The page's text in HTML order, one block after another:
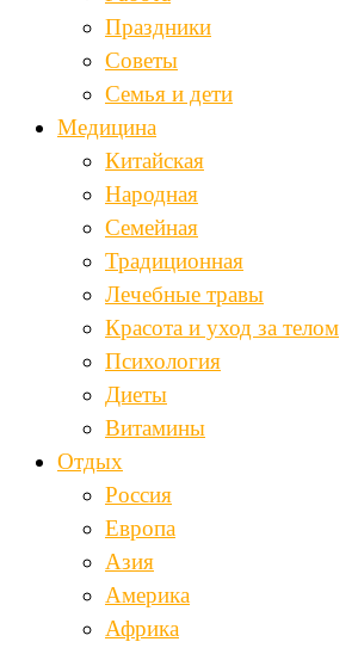
Праздники
Советы
Семья и дети
Медицина
Китайская
Народная
Семейная
Традиционная
Лечебные травы
Красота и уход за телом
Психология
Диеты
Витамины
Отдых
Россия
Европа
Азия
Америка
Африка